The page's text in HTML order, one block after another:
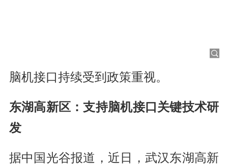
脑机接口持续受到政策重视。
东湖高新区：支持脑机接口关键技术研
发
据中国光谷报道，近日，武汉东湖高新